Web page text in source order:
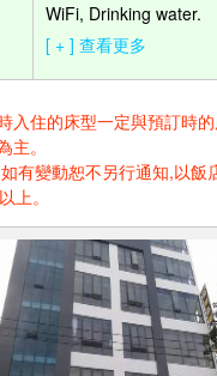
WiFi, Drinking water.
[ + ] 查看更多
入住的床型一定與預訂時
。
有變動恕不另行通知,以飯
上。